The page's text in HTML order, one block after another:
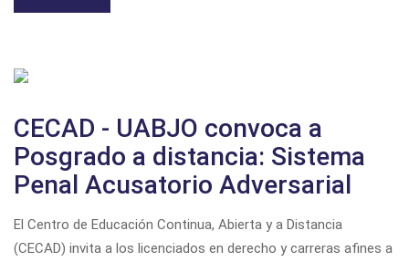
CECAD - UABJO convoca a
Posgrado a distancia: Sistema
Penal Acusatorio Adversarial
El Centro de Educación Continua, Abierta y a Distancia
(CECAD) invita a los licenciados en derecho y carreras afines a